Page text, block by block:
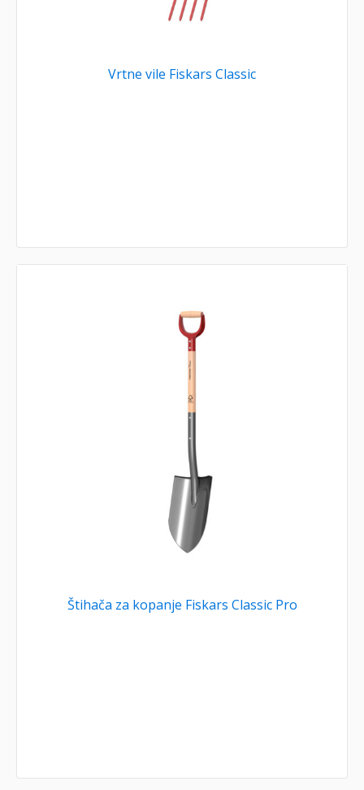
Vrtne vile Fiskars Classic
Štihača za kopanje Fiskars Classic Pro